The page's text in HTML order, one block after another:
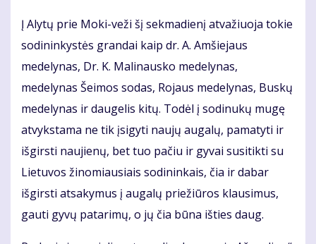
Į Alytų prie Moki-veži šį sekmadienį atvažiuoja tokie
sodininkystės grandai kaip dr. A. Amšiejaus
medelynas, Dr. K. Malinausko medelynas,
medelynas Šeimos sodas, Rojaus medelynas, Buskų
medelynas ir daugelis kitų. Todėl į sodinukų mugę
atvykstama ne tik įsigyti naujų augalų, pamatyti ir
išgirsti naujienų, bet tuo pačiu ir gyvai susitikti su
Lietuvos žinomiausiais sodininkais, čia ir dabar
išgirsti atsakymus į augalų priežiūros klausimus,
gauti gyvų patarimų, o jų čia būna išties daug.